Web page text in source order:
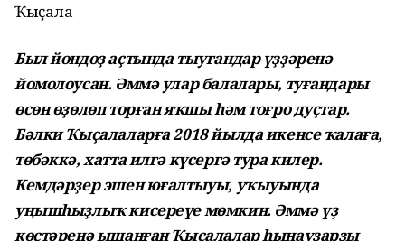
Ҡыҫала
Был йондоҙ аҫтында тыуғандар үҙҙәренә
йомолоусан. Әммә улар балалары, туғандары
өсөн өҙөлөп торған яҡшы һәм тоғро дуҫтар.
Бәлки Ҡыҫалаларға 2018 йылда икенсе ҡалаға,
төбәккә, хатта илгә күсергә тура килер.
Кемдәрҙер эшен юғалтыуы, уҡыуында
уңышһыҙлыҡ кисереүе мөмкин. Әммә үҙ
көстәренә ышанған Ҡыҫалалар һынауҙарҙы